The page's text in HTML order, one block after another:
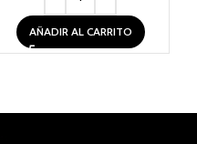
AÑADIR AL CARRITO